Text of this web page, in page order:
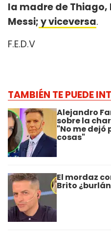
la madre de Thiago,
Messi;y viceversa.
F.E.D.V
TAMBIÉN TE PUEDE
Alejandro
sobre la
"No me
cosas"
El mordaz
Brito